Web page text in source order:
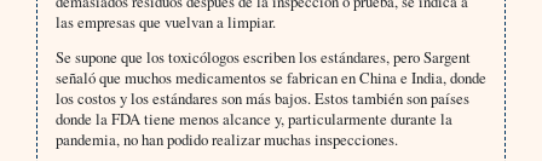
las empresas que vuelvan a limpiar.
Se supone que los toxicólogos escriben los estándares, pero Sargent
señaló que muchos medicamentos se fabrican en China e India, donde
los costos y los estándares son más bajos. Estos también son países
donde la FDA tiene menos alcance y, particularmente durante la
pandemia, no han podido realizar muchas inspecciones.